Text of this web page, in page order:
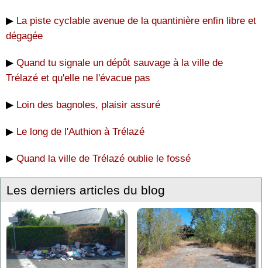
▶ La piste cyclable avenue de la quantinière enfin libre et
dégagée
▶ Quand tu signale un dépôt sauvage à la ville de
Trélazé et qu'elle ne l'évacue pas
▶ Loin des bagnoles, plaisir assuré
▶ Le long de l'Authion à Trélazé
▶ Quand la ville de Trélazé oublie le fossé
Les derniers articles du blog